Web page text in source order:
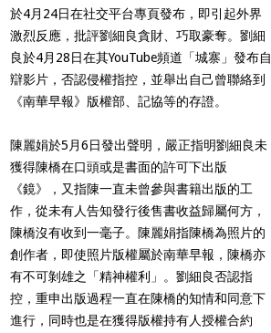
於4月24日在社交平台專頁發布，即引起外界
激烈反應，批評劉細良貪財、巧取豪奪。劉細
良於4月28日在其YouTube頻道「城寨」發布自
辯影片，否認侵權指控，並舉出自己曾聯絡到
《南華早報》版權部、記協等的存證。
陳麗娟於5月6日發出聲明，嚴正指明劉細良未
獲得陳橋在口頭或是書面的許可下出版
《鏡》，又指陳一直未曾參與書籍出版的工
作，從未有人告知發行後售書收益歸屬何方，
陳橋沒有收到一毫子。陳麗娟指陳橋為照片的
創作者，即使照片版權屬於南華早報，陳橋亦
有不可剝雄之「精神權利」。劉細良否認指
控，重申出版過程一直在陳橋的知情和同意下
進行，同時也是在獲得版權持有人授權合約